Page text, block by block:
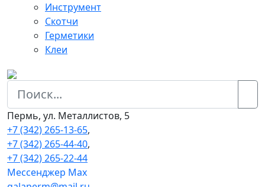
Инструмент
Скотчи
Герметики
Клеи
Пермь, ул. Металлистов, 5
+7 (342) 265-13-65,
+7 (342) 265-44-40,
+7 (342) 265-22-44
Мессенджер Мах